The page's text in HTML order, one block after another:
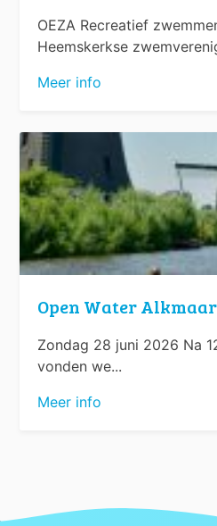
OEZA Recreatief
Heemskerkse
Meer info
Open Water Alkmaar
Zondag 28 juni 2026 Na
vonden we...
Meer info